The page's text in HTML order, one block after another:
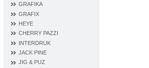
GRAFIKA
GRAFIX
HEYE
CHERRY PAZZI
INTERDRUK
JACK PINE
JIG & PUZ